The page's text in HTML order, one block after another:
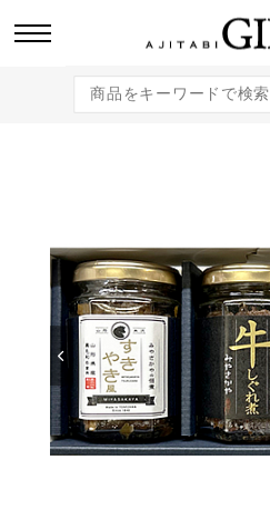
のギフト商品をご提案します。